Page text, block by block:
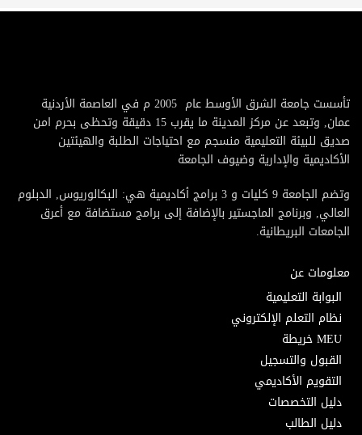
تأسست جامعة الشرق الأوسط عام 2005 م في العاصمة الأردنية
عمان, وتبعد عن مركز المدينة ما يقرب 15 دقيقة وتحظى بحرم امن
صديق للبيئة التعليمية منسجم مع احتياجات الطلبة والهيئتين
الأكاديمية والإدارية وضيوف الجامعة
وتضم الجامعة 9 كليات و 3 برامج أكاديمية هي: البكالوريوس, الدبلوم
العالي, وبرنامج الماجستير بالإضافة إلى برامج مستضافة مع أعرق
الجامعات البريطانية.
معلومات عن
البوابة التعليمية
نظام التعلم الإلكتروني
MEU خريطة
القبول والتسجيل
التقويم الأكاديمي
دليل التخصصات
دليل الطالب